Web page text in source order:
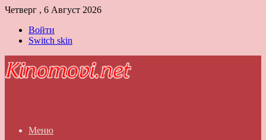
Четверг , 6 Август 2026
Войти
Switch skin
Меню